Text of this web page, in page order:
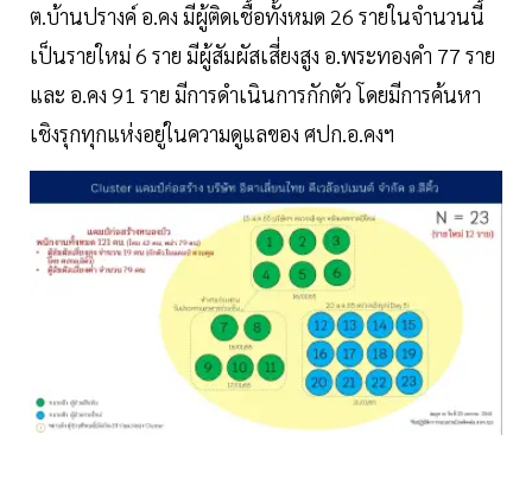
ต.บ้านปรางค์ อ.คง มีผู้ติดเชื้อทั้งหมด 26 รายในจำนวนนี้
เป็นรายใหม่ 6 ราย มีผู้สัมผัสเสี่ยงสูง อ.พระทองคำ 77 ราย
และ อ.คง 91 ราย มีการดำเนินการกักตัว โดยมีการค้นหา
เชิงรุกทุกแห่งอยู่ในความดูแลของ ศปก.อ.คงฯ